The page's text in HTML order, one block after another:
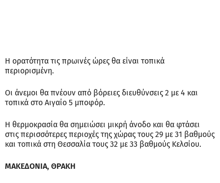
Η ορατότητα τις πρωινές ώρες θα είναι τοπικά
περιορισμένη.
Οι άνεμοι θα πνέουν από βόρειες διευθύνσεις 2 με 4 και
τοπικά στο Αιγαίο 5 μποφόρ.
Η θερμοκρασία θα σημειώσει μικρή άνοδο και θα φτάσει
στις περισσότερες περιοχές της χώρας τους 29 με 31 βαθμούς
και τοπικά στη Θεσσαλία τους 32 με 33 βαθμούς Κελσίου.
ΜΑΚΕΔΟΝΙΑ, ΘΡΑΚΗ